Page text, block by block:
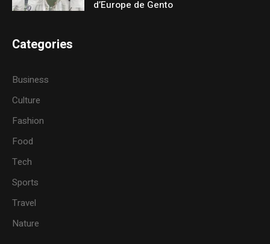
d’Europe de Gento
Categories
Business
Culture
Fashion
Food
Tech
Sports
Travel
Nature